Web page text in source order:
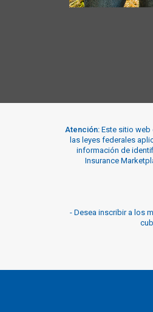
Atención: Este sitio web
las leyes federales
información de
Insurance
- Desea inscribir a los